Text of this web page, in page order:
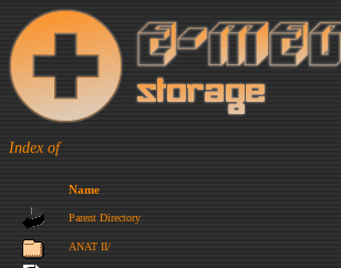
Index of
Name
Parent Directory
ANAT II/